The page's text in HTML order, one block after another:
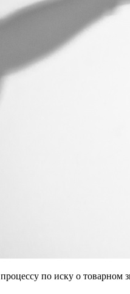
по иску о товарном